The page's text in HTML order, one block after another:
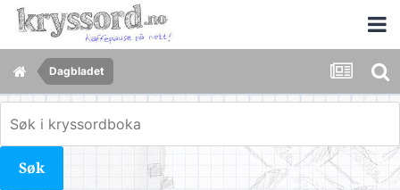
Dagbladet
Søk